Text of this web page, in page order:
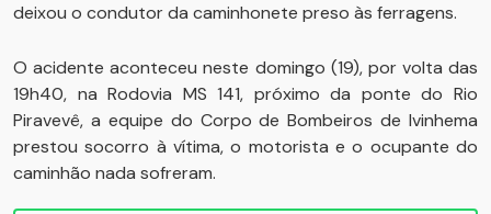
deixou o condutor da caminhonete preso às ferragens.
O acidente aconteceu neste domingo (19), por volta das
19h40, na Rodovia MS 141, próximo da ponte do Rio
Piravevê, a equipe do Corpo de Bombeiros de Ivinhema
prestou socorro à vítima, o motorista e o ocupante do
caminhão nada sofreram.